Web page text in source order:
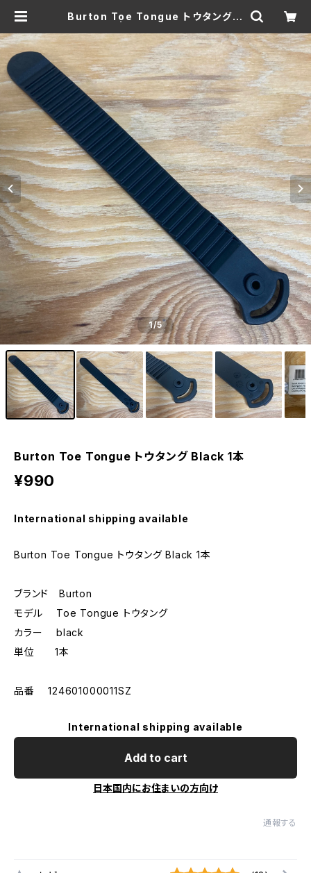
Burton Toe Tongue トウタング B
Shop
1/5
Burton Toe Tongue トウタング Black 1本
¥990
International shipping available
Burton Toe Tongue トウタング Black 1本
ブランド Burton
モデル Toe Tongue トウタング
カラー black
単位 1本
品番 124601000011SZ
International shipping available
Add to cart
日本国内にお住まいの方向け
通報する